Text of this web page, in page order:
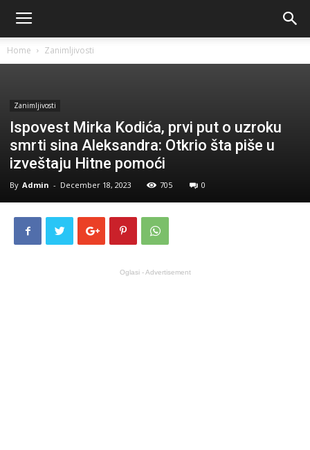
Home Zanimljivosti
Zanimljivosti
Ispovest Mirka Kodića, prvi put o uzroku
smrti sina Aleksandra: Otkrio šta piše u
izveštaju Hitne pomoći
By Admin - December 18, 2023 705 0
Oglasi - Advertisement